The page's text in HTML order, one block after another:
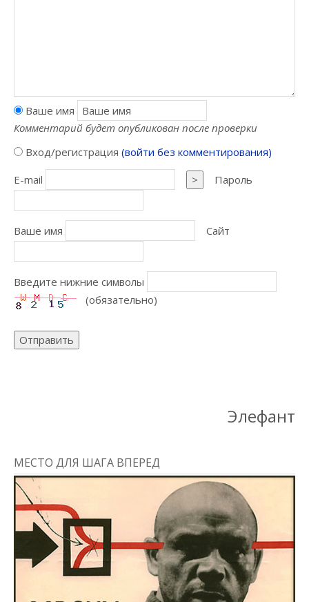
Ваше имя
Комментарий будет опубликован после проверки
Вход/регистрация (войти без комментирования)
E-mail
> Пароль
Ваше имя Сайт
Введите нижние символы
(обязательно)
Отправить
Элефант
МЕСТО ДЛЯ ШАГА ВПЕРЕД